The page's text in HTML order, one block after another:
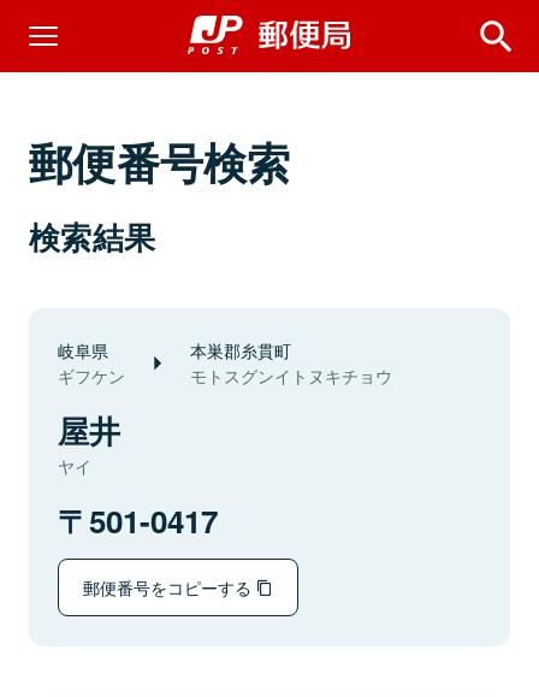
郵便番号検索
検索結果
岐阜県
ギフケン
本巣郡糸貫町
モトスグンイトヌキチョウ
屋井
ヤイ
501-0417
郵便番号をコピーする